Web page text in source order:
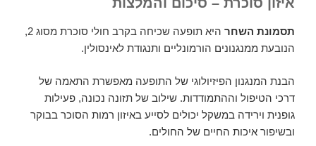
תסמונת השחר
היא תופעה שכיחה בקרב חולי סוכרת מסוג 2,
הנובעת ממנגנונים הורמונליים ותנגודת לאינסולין.
הבנת המנגנון הפיזיולוגי של התופעה מאפשרת התאמה של
דרכי הטיפול וההתמודדות. שילוב של תזונה נכונה, פעילות
גופנית וירידה במשקל יכולים לסייע באיזון רמות הסוכר בבוקר
ובשיפור איכות החיים של החולים.